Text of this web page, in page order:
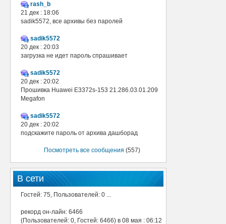
rash_b
21 дек : 18:06
sadik5572, все архивы без паролей
sadik5572
20 дек : 20:03
загрузка не идет пароль спрашивает
sadik5572
20 дек : 20:02
Прошивка Huawei E3372s-153 21.286.03.01.209
Megafon
sadik5572
20 дек : 20:02
подскажите пароль от архива дашборад
Посмотреть все сообщения (557)
В сети
Гостей: 75, Пользователей: 0 ...
рекорд он-лайн: 6466
(Пользователей: 0, Гостей: 6466) в 08 мая : 06:12